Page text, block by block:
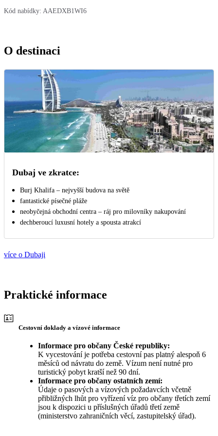
Kód nabídky: AAEDXB1WI6
O destinaci
Dubaj ve zkratce:
Burj Khalifa – nejvyšší budova na světě
fantastické písečné pláže
neobyčejná obchodní centra – ráj pro milovníky nakupování
dechberoucí luxusní hotely a spousta atrakcí
více o Dubaji
Praktické informace
Cestovní doklady a vízové informace
Informace pro občany České republiky:
K vycestování je potřeba cestovní pas platný alespoň 6
měsíců od návratu do země. Vízum není nutné pro
turistický pobyt kratší než 90 dní.
Informace pro občany ostatních zemí:
Údaje o pasových a vízových požadavcích včetně
přibližných lhůt pro vyřízení víz pro občany třetích zemí
jsou k dispozici u příslušných úřadů třetí země
(ministerstvo zahraničních věcí, zastupitelský úřad).